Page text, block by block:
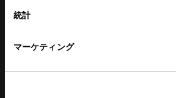
設定の変更、同意を撤回したりするに
「Cookie（クッキー）情報の取り扱いに
統計
マーケティング